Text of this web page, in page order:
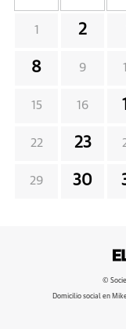
1 2
8 9
15 16
22 23
29 30
©
Domicilio social en